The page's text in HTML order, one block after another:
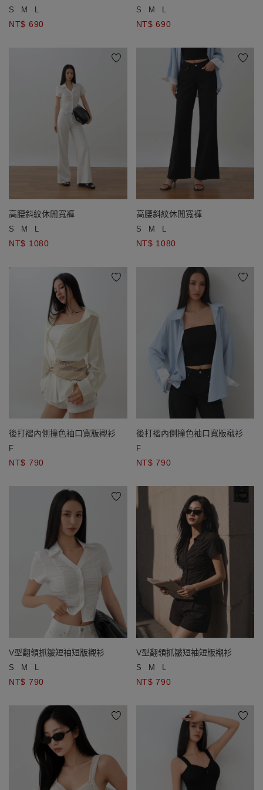
S M L
NT$ 690
S M L
NT$ 690
高腰斜紋休閒寬褲
S M L
NT$ 1080
高腰斜紋休閒寬褲
S M L
NT$ 1080
後打褶內側撞色袖口寬版襯衫
F
NT$ 790
後打褶內側撞色袖口寬版襯衫
F
NT$ 790
V型翻領抓皺短袖短版襯衫
S M L
NT$ 790
V型翻領抓皺短袖短版襯衫
S M L
NT$ 790